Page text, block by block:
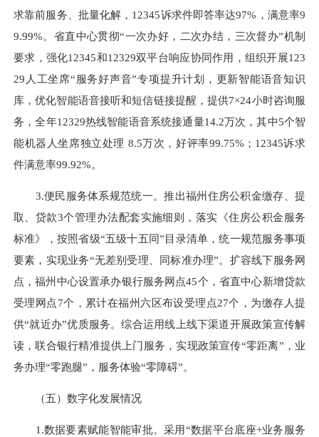
求靠前服务、批量化解，12345诉求件即答率达97%，满意率9
9.99%。省直中心贯彻“一次办好，二次办结，三次督办”机制
要求，强化12345和12329双平台响应协同作用，组织开展123
29人工坐席“服务好声音”专项提升计划 ， 更新智能语音知识
库，优化智能语音接听和短信链接提醒，提供7×24小时咨询服
务 ，全年12329热线智能语音系统接通量14.2万次 ，其中5个智
能机器人坐席独立处理 8.5万次 ，好评率99.75% ； 12345诉求
件满意率99.92%。
3.便民服务体系规范统一。推出福州住房公积金缴存、提
取、贷款3个管理办法配套实施细则 ， 落实《住房公积金服务
标准》， 按照省级“五级十五同”目录清单，统一规范服务事项
要素 ， 实现业务“无差别受理、同标准办理”。 扩容线下服务网
点，福州中心设置承办银行服务网点45个，省直中心新增贷款
受理网点7个，累计在福州六区布设受理点27个，为缴存人提
供“就近办”优质服务。综合运用线上线下渠道开展政策宣传解
读，联合银行精准提供 上门服务，实现政策宣传“零距离”，业
务办理“零跑腿”，服务体验“零障碍”。
（五）数字化发展情况
1.数据要素赋能智能审批。采用“数据平台底座+业务服务